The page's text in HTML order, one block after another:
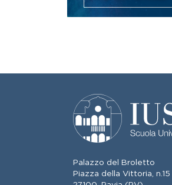
Palazzo del Broletto
Piazza della Vittoria, n.15